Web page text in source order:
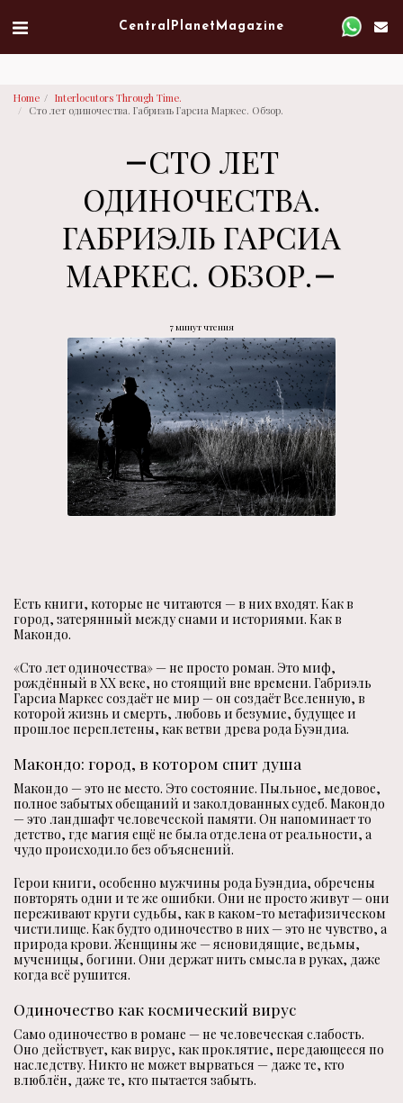
Central Planet Magazine
Home
Interlocutors Through Time.
Сто лет одиночества. Габриэль Гарсиа Маркес. Обзор.
СТО ЛЕТ
ОДИНОЧЕСТВА.
ГАБРИЭЛЬ ГАРСИА
МАРКЕС. ОБЗОР.
7 минут чтения
Есть книги, которые не читаются — в них входят. Как в
город, затерянный между снами и историями. Как в
Макондо.
«Сто лет одиночества» — не просто роман. Это миф,
рождённый в XX веке, но стоящий вне времени. Габриэль
Гарсиа Маркес создаёт не мир — он создаёт Вселенную, в
которой жизнь и смерть, любовь и безумие, будущее и
прошлое переплетены, как ветви древа рода Буэндиа.
Макондо: город, в котором спит душа
Макондо — это не место. Это состояние. Пыльное, медовое,
полное забытых обещаний и заколдованных судеб. Макондо
— это ландшафт человеческой памяти. Он напоминает то
детство, где магия ещё не была отделена от реальности, а
чудо происходило без объяснений.
Герои книги, особенно мужчины рода Буэндиа, обречены
повторять одни и те же ошибки. Они не просто живут — они
переживают круги судьбы, как в каком-то метафизическом
чистилище. Как будто одиночество в них — это не чувство, а
природа крови. Женщины же — ясновидящие, ведьмы,
мученицы, богини. Они держат нить смысла в руках, даже
когда всё рушится.
Одиночество как космический вирус
Само одиночество в романе — не человеческая слабость.
Оно действует, как вирус, как проклятие, передающееся по
наследству. Никто не может вырваться — даже те, кто
влюблён, даже те, кто пытается забыть.